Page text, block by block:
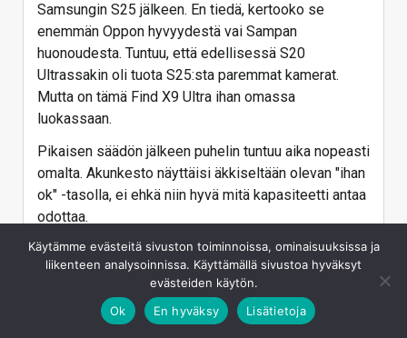
Samsungin S25 jälkeen. En tiedä, kertooko se
enemmän Oppon hyvyydestä vai Sampan
huonoudesta. Tuntuu, että edellisessä S20
Ultrassakin oli tuota S25:sta paremmat kamerat.
Mutta on tämä Find X9 Ultra ihan omassa
luokassaan.
Pikaisen säädön jälkeen puhelin tuntuu aika nopeasti
omalta. Akunkesto näyttäisi äkkiseltään olevan "ihan
ok" -tasolla, ei ehkä niin hyvä mitä kapasiteetti antaa
odottaa.
Materiaali tässä Tundra Umberissa ainakin on
miellyttävä takakannessa, mukava tuo pehmeä
tuntuma kädelle. Kamerapainikkeesta zoomaus
toimii mielettömän hienosti. Muutenkin
Käytämme evästeitä sivuston toiminnoissa, ominaisuuksissa ja
liikenteen analysoinnissa. Käyttämällä sivustoa hyväksyt
evästeiden käytön.
Ok
En hyväksy Lisätietoja